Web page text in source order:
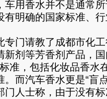
香水并不是通常所
有明确的国家标准、
门请教了成都市化工
新剂等芳香剂产品，
准，包括化妆品香水
。而汽车香水更是“盲
人士称，由于没有标